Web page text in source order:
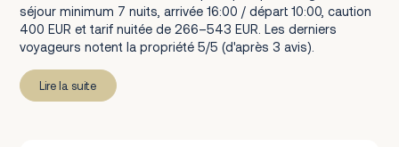
séjour minimum 7 nuits, arrivée 16:00 / départ 10:00, caution
400 EUR et tarif nuitée de 266–543 EUR. Les derniers
voyageurs notent la propriété 5/5 (d'après 3 avis).
Lire la suite